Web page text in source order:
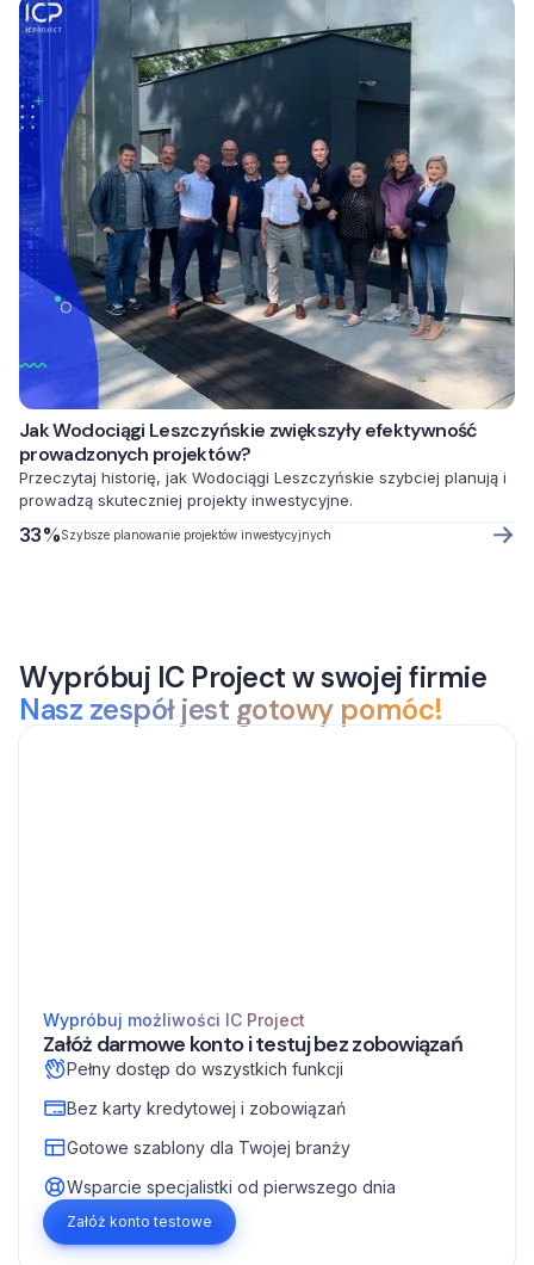
Jak Wodociągi Leszczyńskie zwiększyły efektywność
prowadzonych projektów?
Przeczytaj historię, jak Wodociągi Leszczyńskie szybciej planują i
prowadzą skuteczniej projekty inwestycyjne.
33%Szybsze planowanie projektów inwestycyjnych
Wypróbuj IC Project w swojej firmie
Nasz zespół jest gotowy pomóc!
Wypróbuj możliwości IC Project
Załóż darmowe konto i testuj bez zobowiązań
Pełny dostęp do wszystkich funkcji
Bez karty kredytowej i zobowiązań
Gotowe szablony dla Twojej branży
Wsparcie specjalistki od pierwszego dnia
Załóż konto testowe